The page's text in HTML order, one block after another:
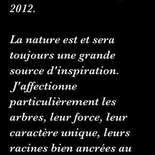
2012.
La nature est et sera
toujours une grande
source d'inspiration.
J'affectionne
particulièrement les
arbres, leur force, leur
caractère unique, leurs
racines bien ancrées au